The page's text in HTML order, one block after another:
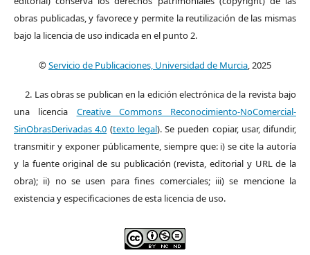
obras publicadas, y favorece y permite la reutilización de las mismas
bajo la licencia de uso indicada en el punto 2.
©Servicio de Publicaciones, Universidad de Murcia, 2025
2. Las obras se publican en la edición electrónica de la revista bajo
una licencia Creative Commons Reconocimiento-NoComercial-
SinObrasDerivadas 4.0 (texto legal). Se pueden copiar, usar, difundir,
transmitir y exponer públicamente, siempre que: i) se cite la autoría
y la fuente original de su publicación (revista, editorial y URL de la
obra); ii) no se usen para fines comerciales; iii) se mencione la
existencia y especificaciones de esta licencia de uso.